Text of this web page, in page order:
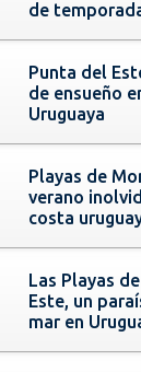
de
Punta del
de ensueño
Uruguaya
Playas de
verano
costa
Las Playas
Este, un
mar en